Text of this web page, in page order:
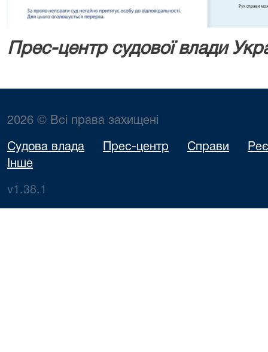
Прес-центр судової влади
2026 © Всі права захищені
Судова влада Прес-центр Справи
Інше
v1.38.1